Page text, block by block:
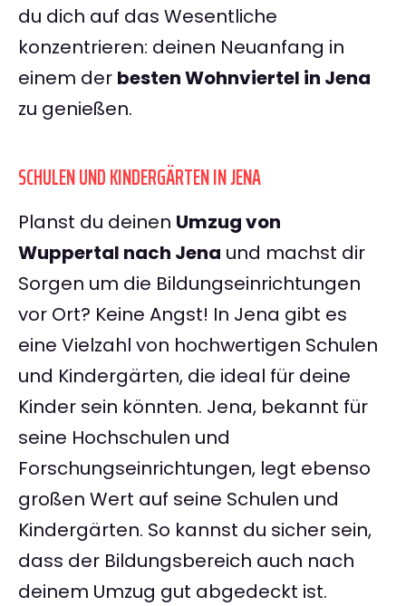
du dich auf das Wesentliche
konzentrieren: deinen Neuanfang in
einem der besten Wohnviertel in Jena
zu genießen.
SCHULEN UND KINDERGÄRTEN IN JENA
Planst du deinen Umzug von
Wuppertal nach Jena und machst dir
Sorgen um die Bildungseinrichtungen
vor Ort? Keine Angst! In Jena gibt es
eine Vielzahl von hochwertigen Schulen
und Kindergärten, die ideal für deine
Kinder sein könnten. Jena, bekannt für
seine Hochschulen und
Forschungseinrichtungen, legt ebenso
großen Wert auf seine Schulen und
Kindergärten. So kannst du sicher sein,
dass der Bildungsbereich auch nach
deinem Umzug gut abgedeckt ist.